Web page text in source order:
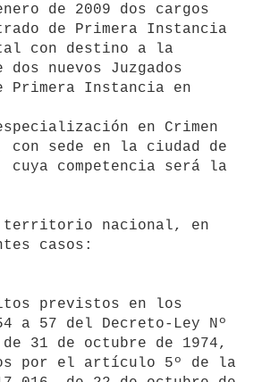
de 2009 dos cargos
de Primera Instancia
con destino a la
dos nuevos Juzgados
Primera Instancia en
en Crimen
con sede en la ciudad de
cuya competencia será la
territorio nacional, en
casos:
previstos en los
a 57 del Decreto-Ley Nº
por el artículo 5º de la